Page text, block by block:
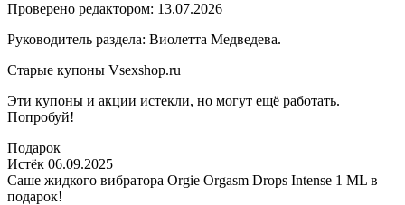
Проверено редактором: 13.07.2026
Руководитель раздела: Виолетта Медведева.
Старые купоны Vsexshop.ru
Эти купоны и акции истекли, но могут ещё работать.
Попробуй!
Подарок
Истёк 06.09.2025
Саше жидкого вибратора Orgie Orgasm Drops Intense 1 ML в
подарок!